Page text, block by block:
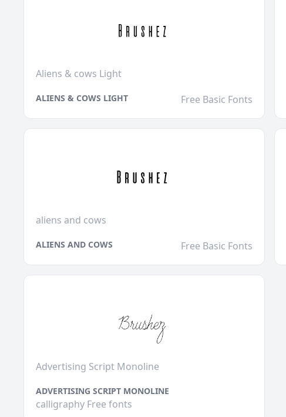
Aliens & cows Light
ALIENS & COWS LIGHT Free Basic Fonts
aliens and cows
ALIENS AND COWS Free Basic Fonts
Advertising Script Monoline
ADVERTISING SCRIPT MONOLINE
calligraphy Free fonts